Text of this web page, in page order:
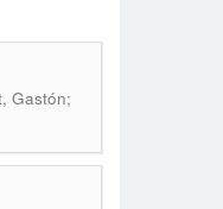
Gastón;